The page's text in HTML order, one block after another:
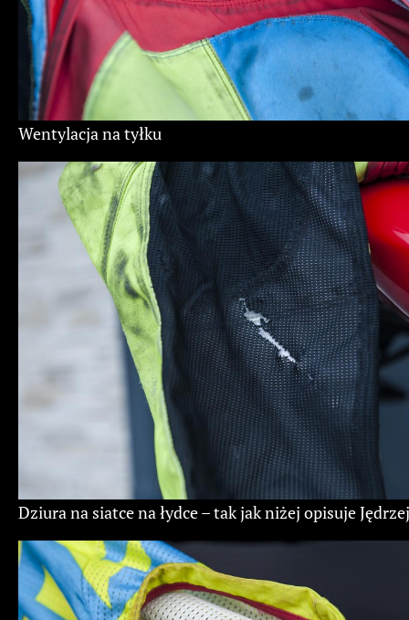
Wentylacja na tyłku
Dziura na siatce na łydce – tak jak niżej opisuje